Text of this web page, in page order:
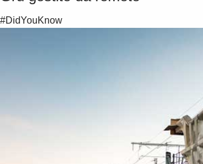
#DidYouKnow